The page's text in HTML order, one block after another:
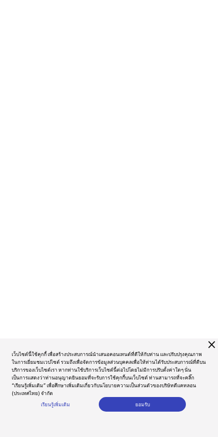
close
เว็บไซต์นี้ใช้คุกกี้ เพื่อสร้างประสบการณ์นำเสนอคอนเทนต์ที่ดีให้กับท่าน และปรับปรุงคุณภาพ
ในการเยี่ยมชมเวปไซต์ รวมถึงเพื่อจัดการข้อมูลส่วนบุคคลเพื่อให้ท่านได้รับประสบการณ์ที่ดีบน
บริการของเว็บไซต์เรา หากท่านใช้บริการเว็บไซต์นี้ต่อไปโดยไม่มีการปรับตั้งค่าใดๆ นั่น
เป็นการแสดงว่าท่านอนุญาตยินยอมที่จะรับการใช้คุกกี้บนเว็บไซต์ ท่านสามารถที่จะคลิ๊ก
“เรียนรู้เพิ่มเติม” เพื่อศึกษาเพิ่มเติมเกี่ยวกับนโยบายความเป็นส่วนตัวของบริษัทดีแคทลอน
(ประเทศไทย) จำกัด
เรียนรู้เพิ่มเติม
ยอมรับ